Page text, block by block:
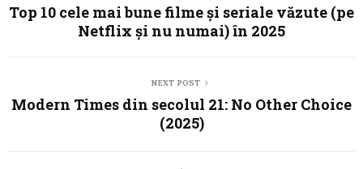
Top 10 cele mai bune filme și seriale văzute (pe
Netflix și nu numai) în 2025
NEXT POST
Modern Times din secolul 21: No Other Choice
(2025)